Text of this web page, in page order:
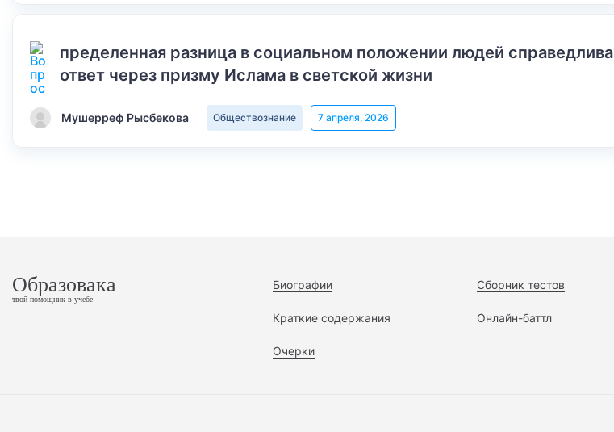
пределенная разница в социальном положении людей
ответ через призму Ислама в светской жизни
Мушерреф Рысбекова Обществознание 7 апреля, 2026
Образовака
твой помощник в учебе
Биографии
Краткие содержания
Очерки
Сборник тестов
Онлайн-баттл